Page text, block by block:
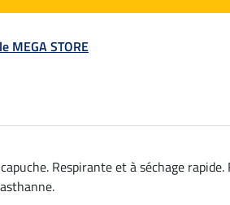
MEGA STORE
Respirante et à séchage